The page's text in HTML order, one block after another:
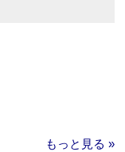
もっと見る »